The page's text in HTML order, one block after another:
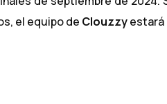
el equipo de Clouzzyestará